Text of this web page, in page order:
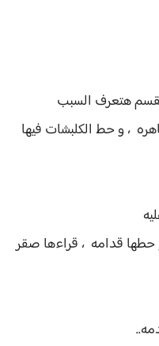
هتعرف السبب
، و حط الكلبشات فيها
قدامه ، قراءها صقر